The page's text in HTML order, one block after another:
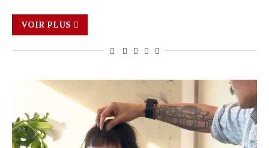
VOIR PLUS